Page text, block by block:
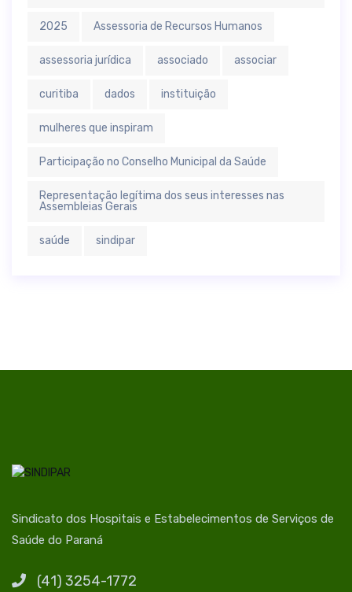
2025 Assessoria de Recursos Humanos
assessoria jurídica associado associar
curitiba dados instituição
mulheres que inspiram
Participação no Conselho Municipal da Saúde
Representação legítima dos seus interesses nas
Assembleias Gerais
saúde sindipar
Sindicato dos Hospitais e Estabelecimentos de Serviços de
Saúde do Paraná
(41) 3254-1772